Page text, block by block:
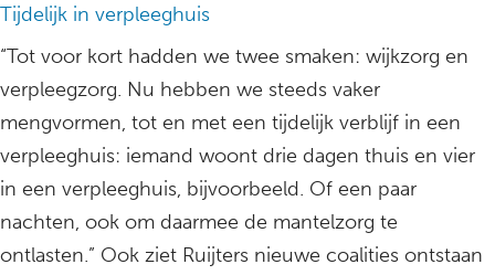
Tijdelijk in verpleeghuis
“Tot voor kort hadden we twee smaken: wijkzorg en
verpleegzorg. Nu hebben we steeds vaker
mengvormen, tot en met een tijdelijk verblijf in een
verpleeghuis: iemand woont drie dagen thuis en vier
in een verpleeghuis, bijvoorbeeld. Of een paar
nachten, ook om daarmee de mantelzorg te
ontlasten.” Ook ziet Ruijters nieuwe coalities ontstaan